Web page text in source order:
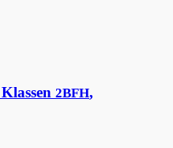
2BFH,